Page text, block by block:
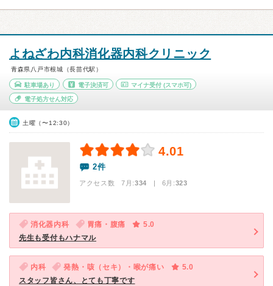
よねざわ内科消化器内科クリニック
青森県八戸市根城（長苗代駅）
駐車場あり 電子決済可 マイナ受付 (スマホ可)
電子処方せん対応
土曜（〜12:30）
4.01
2件
アクセス数 7月:334 | 6月:323
消化器内科 胃痛・腹痛
5.0
先生も受付もハナマル
内科 発熱・咳（セキ）・喉が痛い
5.0
スタッフ皆さん、とても丁寧です